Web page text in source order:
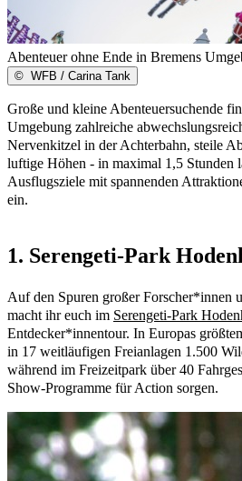
Abenteuer ohne Ende in Bremens
© WFB / Carina Tank
Große und kleine Abenteuersuchende
Umgebung zahlreiche
Nervenkitzel in der Achterbahn, steile
luftige Höhen - in maximal 1,5 Stunden
Ausflugsziele mit spannenden
ein.
1. Serengeti-Park
Auf den Spuren großer Forscher*innen
macht ihr euch im Serengeti-Park
Entdecker*innentour. In Europas
in 17 weitläufigen Freianlagen 1.500
während im Freizeitpark über 40
Show-Programme für Action sorgen.